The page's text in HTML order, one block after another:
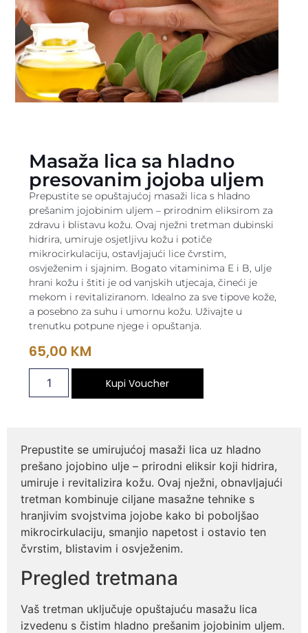
Masaža lica sa hladno
presovanim jojoba uljem
Prepustite se opuštajućoj masaži lica s hladno
prešanim jojobinim uljem – prirodnim eliksirom za
zdravu i blistavu kožu. Ovaj nježni tretman dubinski
hidrira, umiruje osjetljivu kožu i potiče
mikrocirkulaciju, ostavljajući lice čvrstim,
osvježenim i sjajnim. Bogato vitaminima E i B, ulje
hrani kožu i štiti je od vanjskih utjecaja, čineći je
mekom i revitaliziranom. Idealno za sve tipove kože,
a posebno za suhu i umornu kožu. Uživajte u
trenutku potpune njege i opuštanja.
65,00 KM
Kupi Voucher
Prepustite se umirujućoj masaži lica uz hladno
prešano jojobino ulje – prirodni eliksir koji hidrira,
umiruje i revitalizira kožu. Ovaj nježni, obnavljajući
tretman kombinuje ciljane masažne tehnike s
hranjivim svojstvima jojobe kako bi poboljšao
mikrocirkulaciju, smanjio napetost i ostavio ten
čvrstim, blistavim i osvježenim.
Pregled tretmana
Vaš tretman uključuje opuštajuću masažu lica
izvedenu s čistim hladno prešanim jojobinim uljem.